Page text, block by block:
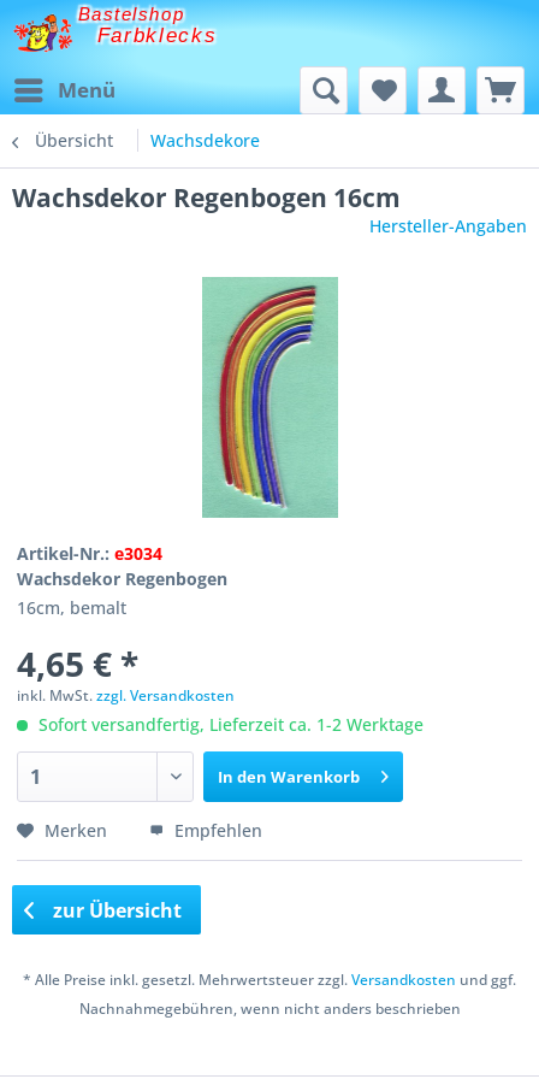
Bastelshop
Farbklecks
Menü
Übersicht Wachsdekore
Wachsdekor Regenbogen 16cm
Hersteller-Angaben
Artikel-Nr.:e3034
Wachsdekor Regenbogen
16cm, bemalt
4,65 € *
inkl. MwSt.zzgl. Versandkosten
Sofort versandfertig, Lieferzeit ca. 1-2 Werktage
In den Warenkorb
Merken Empfehlen
zur Übersicht
* Alle Preise inkl. gesetzl. Mehrwertsteuer zzgl.Versandkosten und ggf.
Nachnahmegebühren, wenn nicht anders beschrieben